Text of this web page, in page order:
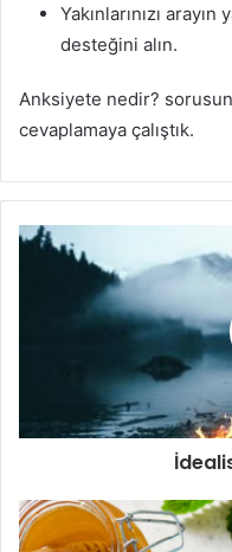
Yakınlarınızı
desteğini alın.
Anksiyete nedir?
cevaplamaya çalıştık.